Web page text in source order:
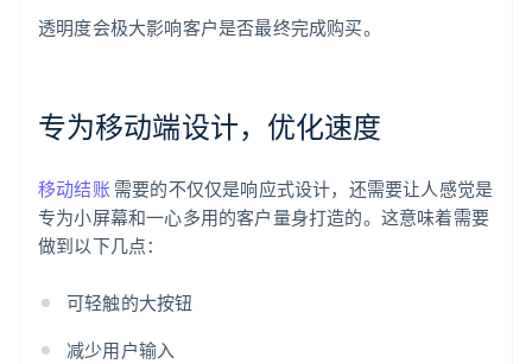
透明度会极大影响客户是否最终完成购买。
专为移动端设计，优化速度
移动结账需要的不仅仅是响应式设计，还需要让人感觉是
专为小屏幕和一心多用的客户量身打造的。这意味着需要
做到以下几点：
可轻触的大按钮
减少用户输入